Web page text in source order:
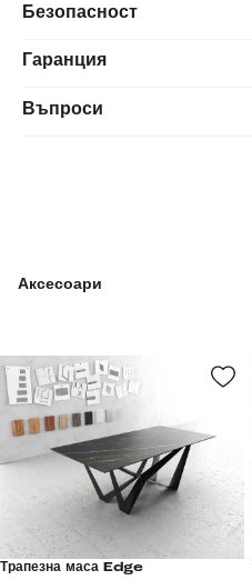
Безопасност
Гаранция
Въпроси
Аксесоари
Трапезна маса Edge